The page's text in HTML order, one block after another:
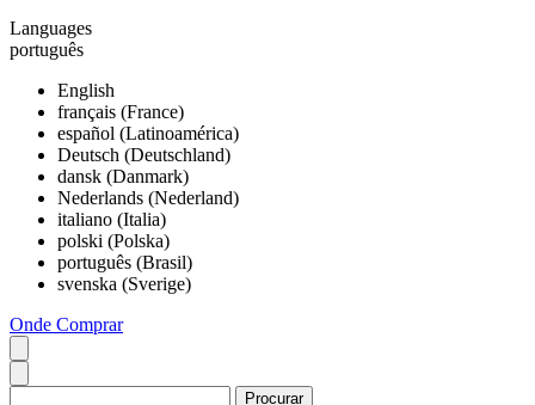
Languages
português
English
français (France)
español (Latinoamérica)
Deutsch (Deutschland)
dansk (Danmark)
Nederlands (Nederland)
italiano (Italia)
polski (Polska)
português (Brasil)
svenska (Sverige)
Onde Comprar